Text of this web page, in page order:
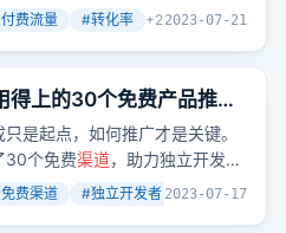
付费流量 #转化率 +22023-07-21
得上的30个免费产品推广
是起点，如何推广才是关键。
30个免费渠道，助力独立开发者
节省推广费用。
免费渠道 #独立开发者 +2
2023-07-17